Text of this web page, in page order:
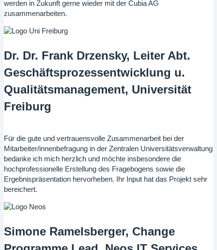
werden in Zukunft gerne wieder mit der Cubia AG
zusammenarbeiten.
Dr. Dr. Frank Drzensky, Leiter Abt.
Geschäftsprozessentwicklung u.
Qualitätsmanagement, Universität
Freiburg
Für die gute und vertrauensvolle Zusammenarbeit bei der
Mitarbeiter/innenbefragung in der Zentralen Universitätsverwaltung
bedanke ich mich herzlich und möchte insbesondere die
hochprofessionelle Erstellung des Fragebogens sowie die
Ergebnispräsentation hervorheben. Ihr Input hat das Projekt sehr
bereichert.
Simone Ramelsberger, Change